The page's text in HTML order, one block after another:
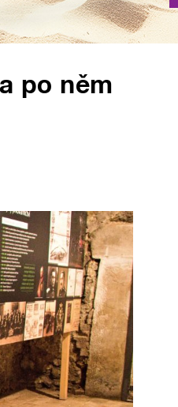
po něm